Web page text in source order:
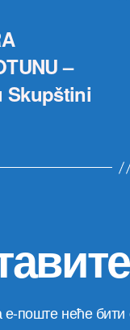
–
Skupštini
поште неће бити